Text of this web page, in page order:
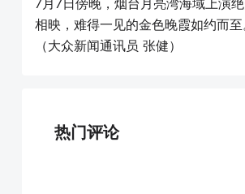
7月7日傍晚，烟台月亮湾海域上演
相映，难得一见的金色晚霞如约而至
（大众新闻通讯员 张健）
热门评论